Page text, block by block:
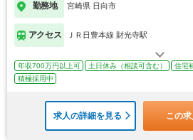
勤務地 宮崎県 日向市
アクセス ＪＲ日豊本線 財光寺駅
年収700万円以上可 土日休み（相談可含む） 住宅
積極採用中
求人の詳細を見る この